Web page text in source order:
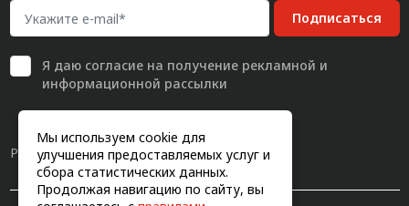
Мы используем cookie для
улучшения предоставляемых услуг и
сбора статистических данных.
Продолжая навигацию по сайту, вы
Подписаться
Я даю согласиена получение рекламной и
информационной рассылки
Разработка сайта